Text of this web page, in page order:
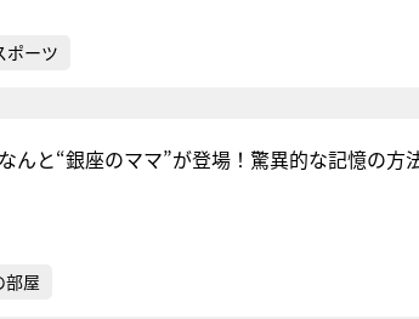
ポーツ
んと“銀座のママ”が登場！驚異的な記憶の方
部屋